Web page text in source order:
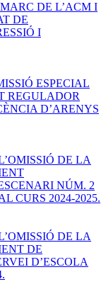
DE L’ACM I
DE
I
ESPECIAL
REGULADOR
D’ARENYS
DE LA
NÚM. 2
CURS 2024-2025.
DE LA
DE
D’ESCOLA